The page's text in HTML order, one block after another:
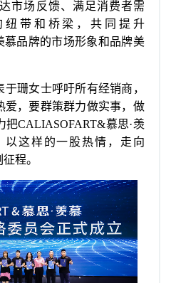
市场反馈、满足消费者需
带和桥梁，共同提升
慕品牌的市场形象和品牌美
珊女士呼吁所有经销商，
爱，要群策群力做实事，做
CALIASOFART&慕思·羡
以这样的一股热情，走向
程。